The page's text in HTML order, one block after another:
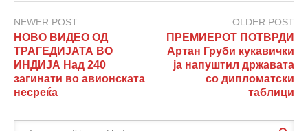
NEWER POST
НОВО ВИДЕО ОД
ТРАГЕДИЈАТА ВО
ИНДИЈА Над 240
загинати во авионската
несреќа
OLDER POST
ПРЕМИЕРОТ ПОТВРДИ
Артан Груби кукавички
ја напуштил државата
со дипломатски
таблици